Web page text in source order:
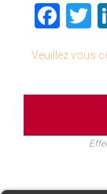
Veuillez vous